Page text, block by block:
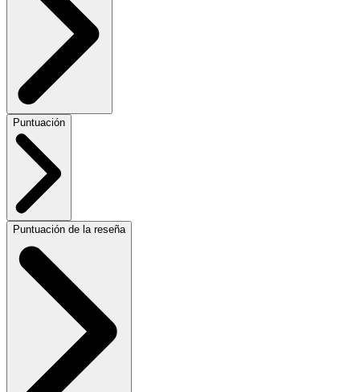
Puntuación
Puntuación de la reseña